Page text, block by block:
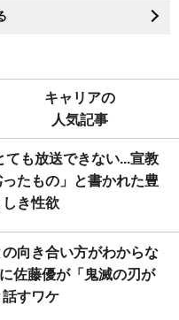
キャリアの
人気記事
ても放送できない...宣教
たもの」と書かれた豊
しき性欲
向き合い方がわからな
佐藤優が「鬼滅の刃が
すワケ